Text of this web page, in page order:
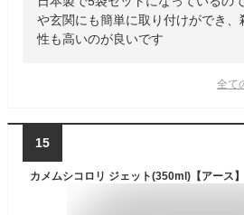
や玄関にも簡単に取り付けができ
性も高いのが良いです
全て
15
カメムシコロリ ジェット(350ml)【アース】